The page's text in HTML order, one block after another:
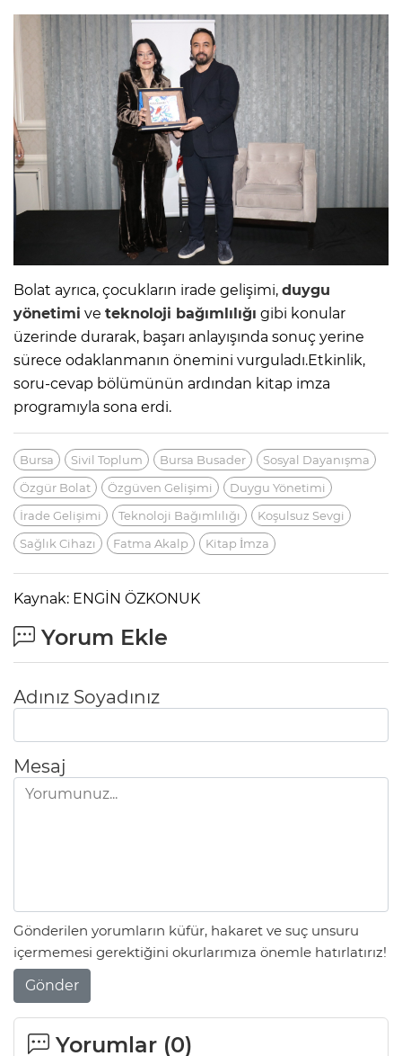
Bolat ayrıca, çocukların irade gelişimi, duygu
yönetimi ve teknoloji bağımlılığı gibi konular
üzerinde durarak, başarı anlayışında sonuç yerine
sürece odaklanmanın önemini vurguladı.Etkinlik,
soru-cevap bölümünün ardından kitap imza
programıyla sona erdi.
Bursa Sivil Toplum Bursa Busader
Sosyal Dayanışma
Özgür Bolat
Özgüven Gelişimi
Duygu Yönetimi
İrade Gelişimi
Teknoloji Bağımlılığı
Koşulsuz Sevgi
Sağlık Cihazı
Fatma Akalp Kitap İmza
Kaynak: ENGİN ÖZKONUK
Yorum Ekle
Adınız Soyadınız
Mesaj
Gönderilen yorumların küfür, hakaret ve suç unsuru
içermemesi gerektiğini okurlarımıza önemle hatırlatırız!
Gönder
Yorumlar (0)